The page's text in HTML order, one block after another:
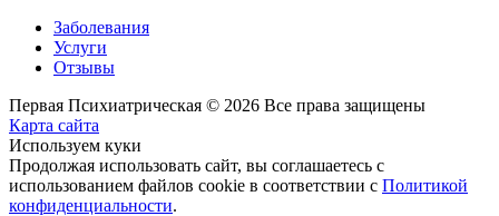
Заболевания
Услуги
Отзывы
Первая Психиатрическая © 2026 Все права защищены
Карта сайта
Используем куки
Продолжая использовать сайт, вы соглашаетесь с
использованием файлов cookie в соответствии с Политикой
конфиденциальности.